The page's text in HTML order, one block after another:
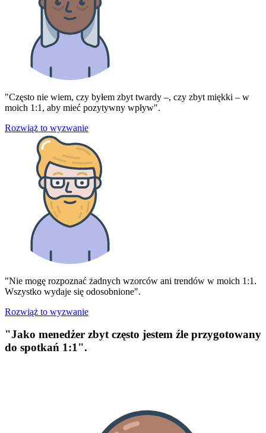
"Często nie wiem, czy byłem zbyt twardy –, czy zbyt miękki – w
moich 1:1, aby mieć pozytywny wpływ".
Rozwiąż to wyzwanie
"Nie mogę rozpoznać żadnych wzorców ani trendów w moich 1:1.
Wszystko wydaje się odosobnione".
Rozwiąż to wyzwanie
"Jako menedżer zbyt często jestem źle przygotowany
do spotkań 1:1".